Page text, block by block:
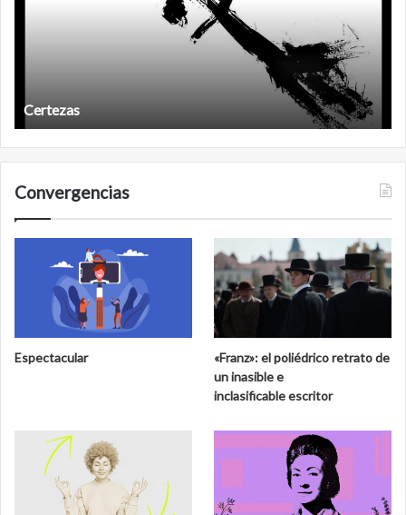
Años
Convergencias
Espectacular
«Franz»: el poliédrico retrato de
un inasible e
inclasificable escritor